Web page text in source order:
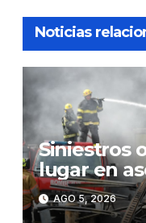
Noticias
Siniestros
lugar en
AGO 5, 2026